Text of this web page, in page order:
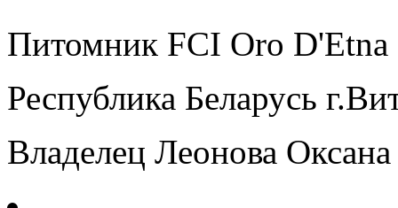
Питомник FCI Oro D'Etna
Республика Беларусь
Владелец Леонова